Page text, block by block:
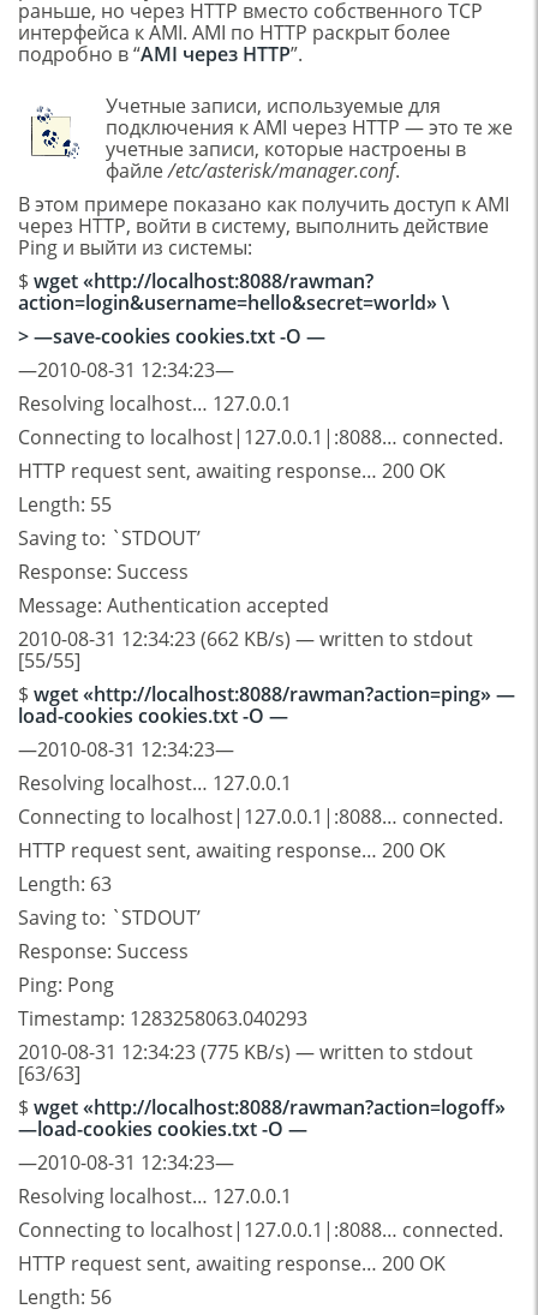
раньше, но через HTTP вместо собственного TCP
интерфейса к AMI. AMI по HTTP раскрыт более
подробно в “AMI через HTTP”.
Учетные записи, используемые для
подключения к AMI через HTTP — это те же
учетные записи, которые настроены в
файле/etc/asterisk/manager.conf.
В этом примере показано как получить доступ к AMI
через HTTP, войти в систему, выполнить действие
Ping и выйти из системы:
$ wget «http://localhost:8088/rawman?
action=login&username=hello&secret=world» \
> —save-cookies cookies.txt -O —
—2010-08-31 12:34:23—
Resolving localhost… 127.0.0.1
Connecting to localhost|127.0.0.1|:8088… connected.
HTTP request sent, awaiting response… 200 OK
Length: 55
Saving to: `STDOUT’
Response: Success
Message: Authentication accepted
2010-08-31 12:34:23 (662 KB/s) — written to stdout
[55/55]
$ wget «http://localhost:8088/rawman?action=ping» —
load-cookies cookies.txt -O —
—2010-08-31 12:34:23—
Resolving localhost… 127.0.0.1
Connecting to localhost|127.0.0.1|:8088… connected.
HTTP request sent, awaiting response… 200 OK
Length: 63
Saving to: `STDOUT’
Response: Success
Ping: Pong
Timestamp: 1283258063.040293
2010-08-31 12:34:23 (775 KB/s) — written to stdout
[63/63]
$ wget «http://localhost:8088/rawman?action=logoff»
—load-cookies cookies.txt -O —
—2010-08-31 12:34:23—
Resolving localhost… 127.0.0.1
Connecting to localhost|127.0.0.1|:8088… connected.
HTTP request sent, awaiting response… 200 OK
Length: 56